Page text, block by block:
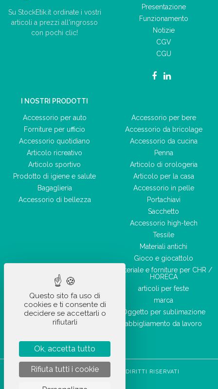
Su StockEtik.it ordinate i vostri
articoli a prezzi all'ingrosso
con pochi clic!
Presentazione
Funzionamento
Notizie
CGV
CGU
I NOSTRI PRODOTTI
Accessorio per auto
Forniture per ufficio
Accessorio quotidiano
Articolo ricreativo
Articolo sportivo
Prodotto di igiene e salute
Bagaglieria
Accessorio di bellezza
Accessorio per bere
Accessorio da bricolage
Accessorio da cucina
Penna
Articolo di orologeria
Articolo per la casa
Accessorio in pelle
Portachiavi
Sacchetto
Accessorio high-tech
Tessile
Materiali antichi
Gioco e giocattolo
Materiale e forniture per CHR /
HORECA
articoli per feste
marca
Oggetto per sublimazione
abbigliamento da lavoro
STOCKETIK © 2023 - TUTTI I DIRITTI RISERVATI
Questo sito fa uso di
cookies e ti consente di
decidere se accettarli o
rifiutarli
Ok, accetta tutto
Rifiuta tutti i cookie